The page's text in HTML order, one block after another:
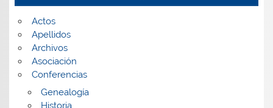
Actos
Apellidos
Archivos
Asociación
Conferencias
Genealogía
Historia